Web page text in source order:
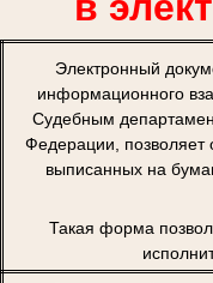
Электронный
информационного
Судебным
Федерации, позволяет
выписанных на
Такая форма